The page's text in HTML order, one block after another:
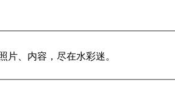
、内容，尽在水彩迷。